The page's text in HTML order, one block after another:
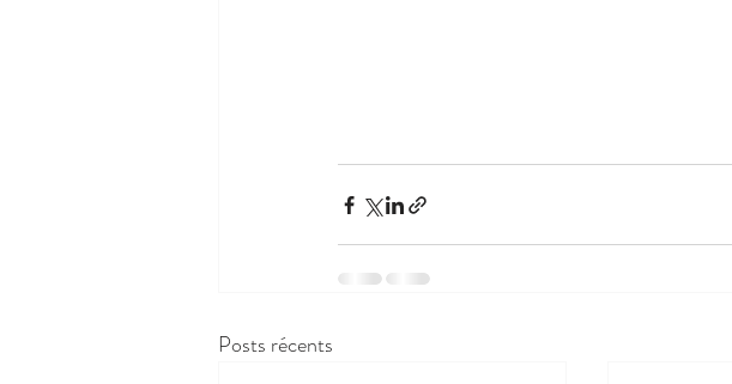
Posts récents